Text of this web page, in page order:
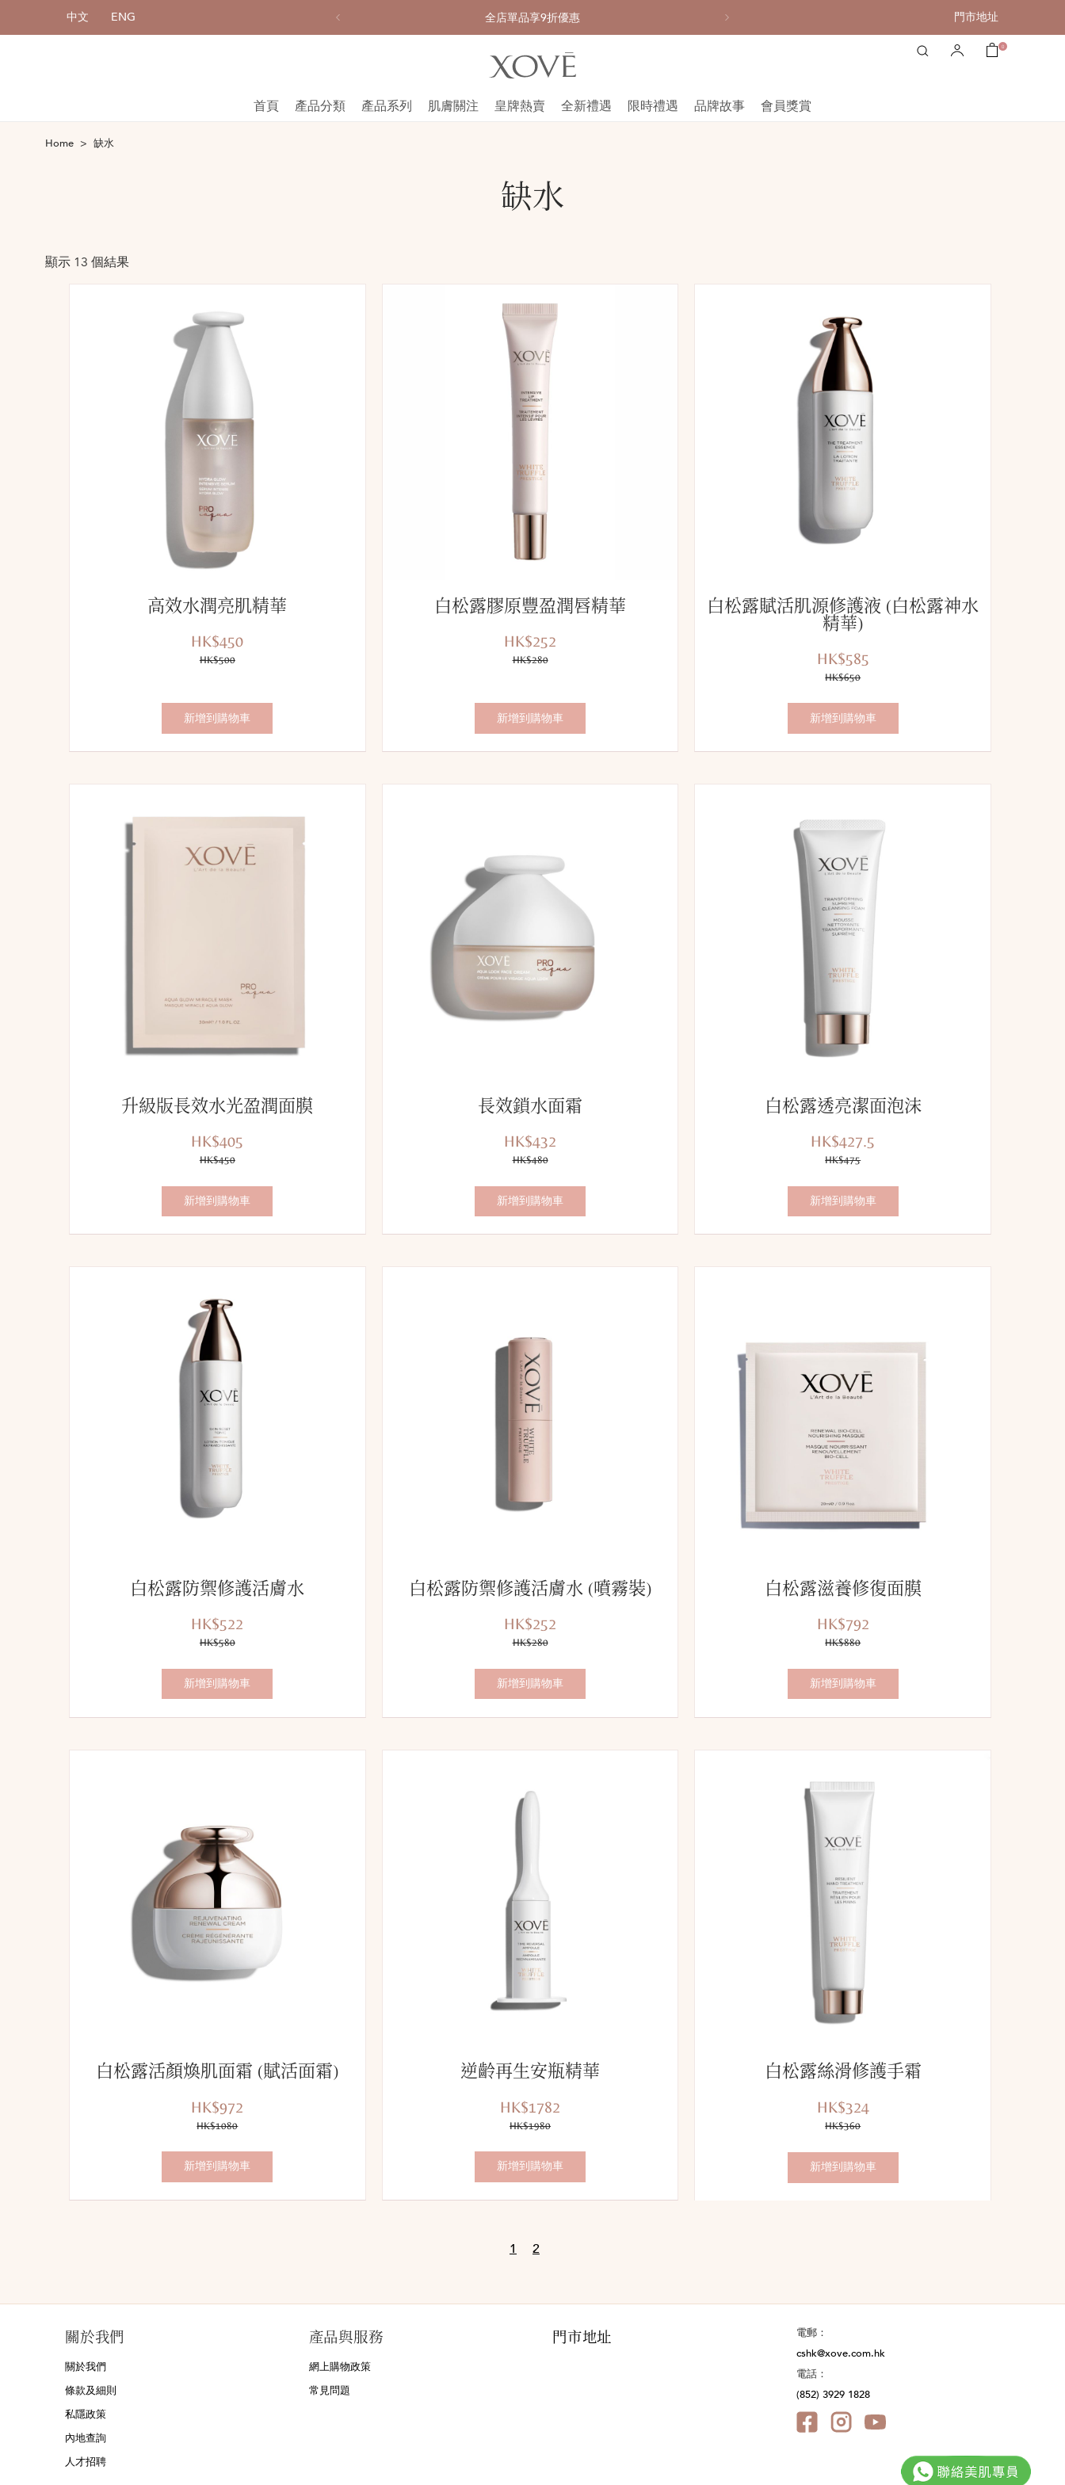
中文 ENG
購物滿港幣800元或以上，享免費送貨服務 全店單品享9折優惠 購物滿港幣800元或以上，享免費送貨服務
門市地址
0
首頁 產品分類 產品系列 肌膚關注 皇牌熱賣 全新禮遇 限時禮遇 品牌故事 會員獎賞
Home 缺水
缺水
顯示 13 個結果
高效水潤亮肌精華
優
惠
HK$450
價
HK$500
新增到購物車
白松露膠原豐盈潤唇精華
優
惠
HK$252
價
HK$280
新增到購物車
白松露賦活肌源修護液 (白松露神水
精華)
優
惠
HK$585
價
HK$650
新增到購物車
升級版長效水光盈潤面膜
優
惠
HK$405
價
HK$450
新增到購物車
長效鎖水面霜
優
惠
HK$432
價
HK$480
新增到購物車
白松露透亮潔面泡沫
優
惠
HK$427.5
價
HK$475
新增到購物車
白松露防禦修護活膚水
優
惠
HK$522
價
HK$580
新增到購物車
白松露防禦修護活膚水 (噴霧裝)
優
惠
HK$252
價
HK$280
新增到購物車
白松露滋養修復面膜
優
惠
HK$792
價
HK$880
新增到購物車
白松露活顏煥肌面霜 (賦活面霜)
優
惠
HK$972
價
HK$1080
新增到購物車
逆齡再生安瓶精華
優
惠
HK$1782
價
HK$1980
新增到購物車
白松露絲滑修護手霜
優
惠
HK$324
價
HK$360
新增到購物車
1 2
關於我們
關於我們
條款及細則
私隱政策
內地查詢
人才招聘
產品與服務
網上購物政策
常見問題
門市地址
電郵：
cshk@xove.com.hk
電話：
(852) 3929 1828
Facebook@XOVE.SkinCare
Instagram@xove.hk
YouTube@XOVE.SkinCare